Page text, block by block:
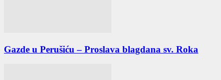
Gazde u Perušiću – Proslava blagdana sv. Roka